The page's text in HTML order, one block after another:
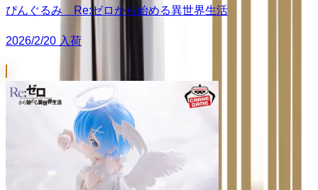
ぴんぐるみ Re:ゼロから始める異世界生活
2026/2/20 入荷